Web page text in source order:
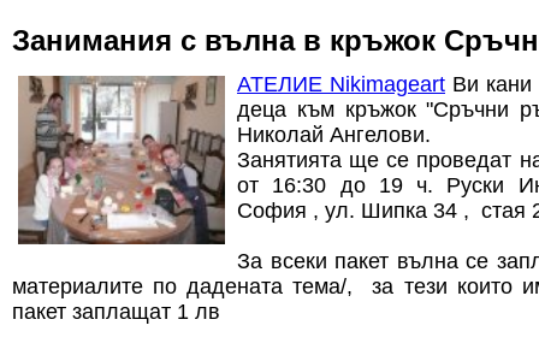
Занимания с вълна в кръжок
АТЕЛИЕ Nikimageart Ви кани
деца към кръжок "Сръчни
Николай Ангелови.
Занятията ще се проведат
от 16:30 до 19 ч. Руски
София , ул. Шипка 34 , стая
За всеки пакет вълна се
материалите по дадената тема/, за тези които
пакет заплащат 1 лв